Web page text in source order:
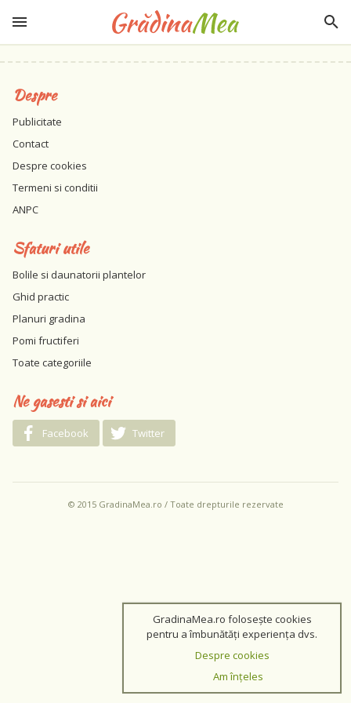
Despre
Publicitate
Contact
Despre cookies
Termeni si conditii
ANPC
Sfaturi utile
Bolile si daunatorii plantelor
Ghid practic
Planuri gradina
Pomi fructiferi
Toate categoriile
Ne gasesti si aici
Facebook Twitter
© 2015 GradinaMea.ro / Toate drepturile rezervate
GradinaMea.ro folosește cookies
pentru a îmbunătăți experiența dvs.
Despre cookies
Am înțeles